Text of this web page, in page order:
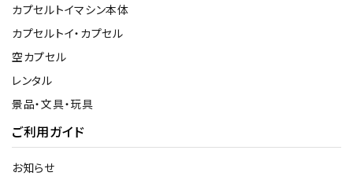
カプセルトイマシン本体
カプセルトイ・カプセル
空カプセル
レンタル
景品・文具・玩具
ご利用ガイド
お知らせ